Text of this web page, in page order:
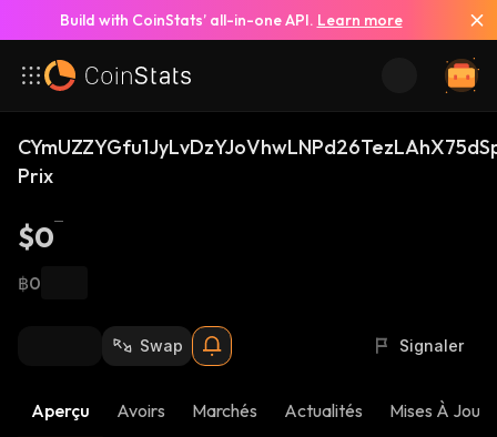
Build with CoinStats’ all-in-one API. Learn more
Prix
$0
฿0
Swap Signaler
Aperçu Avoirs Marchés Actualités Mises À Jour